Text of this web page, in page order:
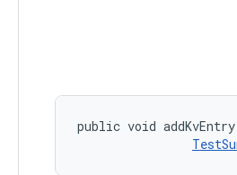
public void